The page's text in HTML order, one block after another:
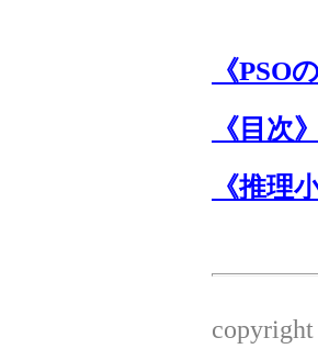
《PSO
《目次
《推理
copyright